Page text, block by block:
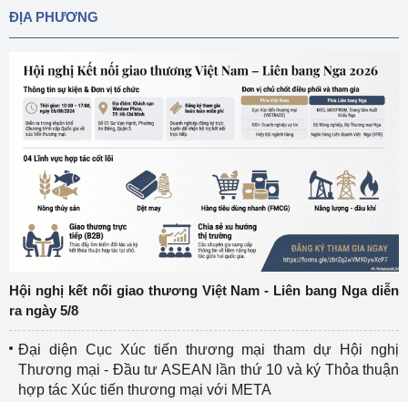
ĐỊA PHƯƠNG
Hội nghị kết nối giao thương Việt Nam - Liên bang Nga diễn
ra ngày 5/8
Đại diện Cục Xúc tiến thương mại tham dự Hội nghị
Thương mại - Đầu tư ASEAN lần thứ 10 và ký Thỏa thuận
hợp tác Xúc tiến thương mại với META